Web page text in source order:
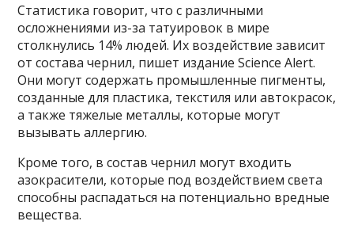
Статистика говорит, что с различными
осложнениями из-за татуировок в мире
столкнулись 14% людей. Их воздействие зависит
от состава чернил, пишет издание Science Alert.
Они могут содержать промышленные пигменты,
созданные для пластика, текстиля или автокрасок,
а также тяжелые металлы, которые могут
вызывать аллергию.
Кроме того, в состав чернил могут входить
азокрасители, которые под воздействием света
способны распадаться на потенциально вредные
вещества.